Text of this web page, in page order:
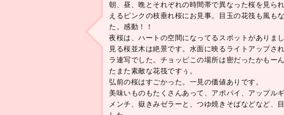
朝、昼、晩とそれぞれの時間帯で異なった桜を見ら
えるピンクの枝垂れ桜にお見事。目玉の花筏も風も
た。感動！！
夜桜は、ハートの空間になってるスポットがありま
見る桜並木は絶景です。水面に映るライトアップさ
ラ連写でした。チョッピこの場所は密だったかもー
たまた素敵な花筏ですぅ。
弘前の桜はすごかった。一見の価値ありです。
美味いものもたくさんあって、アポパイ、アップル
メンチ、嶽きみゼラーと、つゆ焼きそばなどなど、